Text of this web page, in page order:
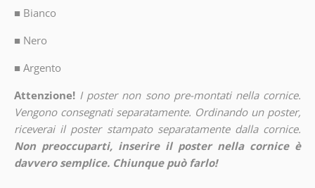
■ Bianco
■ Nero
■ Argento
Attenzione! I poster non sono pre-montati nella cornice.
Vengono consegnati separatamente. Ordinando un poster,
riceverai il poster stampato separatamente dalla cornice.
Non preoccuparti, inserire il poster nella cornice è
davvero semplice. Chiunque può farlo!